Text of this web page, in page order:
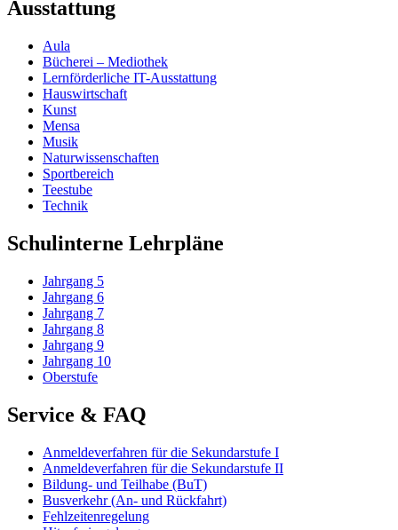
Ausstattung
Aula
Bücherei – Mediothek
Lernförderliche IT-Ausstattung
Hauswirtschaft
Kunst
Mensa
Musik
Naturwissenschaften
Sportbereich
Teestube
Technik
Schulinterne Lehrpläne
Jahrgang 5
Jahrgang 6
Jahrgang 7
Jahrgang 8
Jahrgang 9
Jahrgang 10
Oberstufe
Service & FAQ
Anmeldeverfahren für die Sekundarstufe I
Anmeldeverfahren für die Sekundarstufe II
Bildung- und Teilhabe (BuT)
Busverkehr (An- und Rückfahrt)
Fehlzeitenregelung